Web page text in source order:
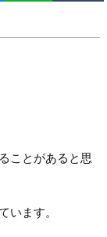
ことがあると思
います。